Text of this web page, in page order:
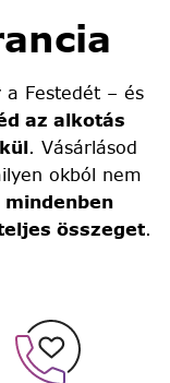
Festedét – és
az alkotás
. Vásárlásod
okból nem
mindenben
összeget.